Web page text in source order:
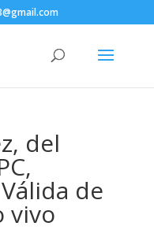
del
de
vivo